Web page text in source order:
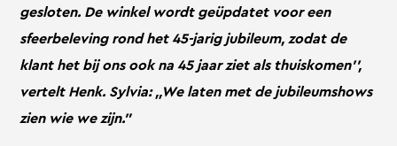
gesloten. De winkel wordt geüpdatet voor een
sfeerbeleving rond het 45-jarig jubileum, zodat de
klant het bij ons ook na 45 jaar ziet als thuiskomen’’,
vertelt Henk. Sylvia: ,,We laten met de jubileumshows
zien wie we zijn.”